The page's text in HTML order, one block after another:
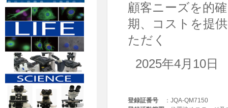
顧客ニーズを的
期、コストを提
ただく
2025年4月10
登録証番号 ： JQA-QM7150